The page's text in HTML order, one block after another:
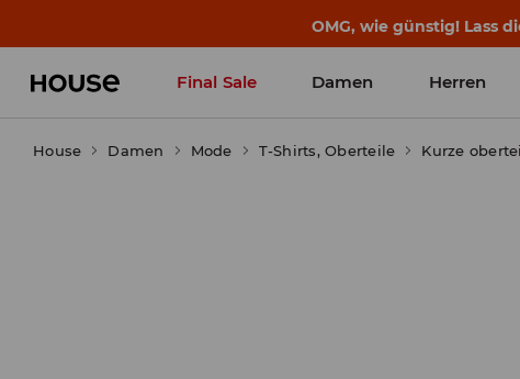
Die besten Geschichten
Final Sale Damen Herren
House Damen Mode T-Shirts, Oberteile Kurze